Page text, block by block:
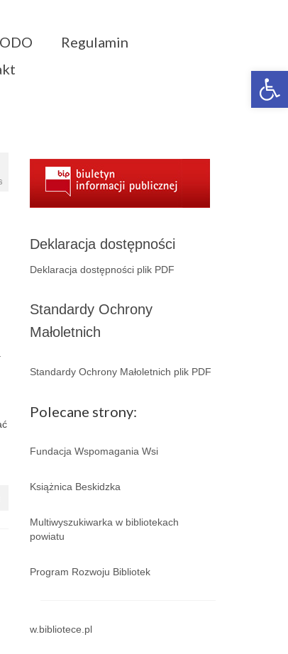
Regulamin
Deklaracja dostępności
Deklaracja dostępności plik PDF
Standardy Ochrony
Małoletnich
Standardy Ochrony Małoletnich plik PDF
Polecane strony:
Fundacja Wspomagania Wsi
Książnica Beskidzka
Multiwyszukiwarka w bibliotekach
powiatu
Program Rozwoju Bibliotek
w.bibliotece.pl